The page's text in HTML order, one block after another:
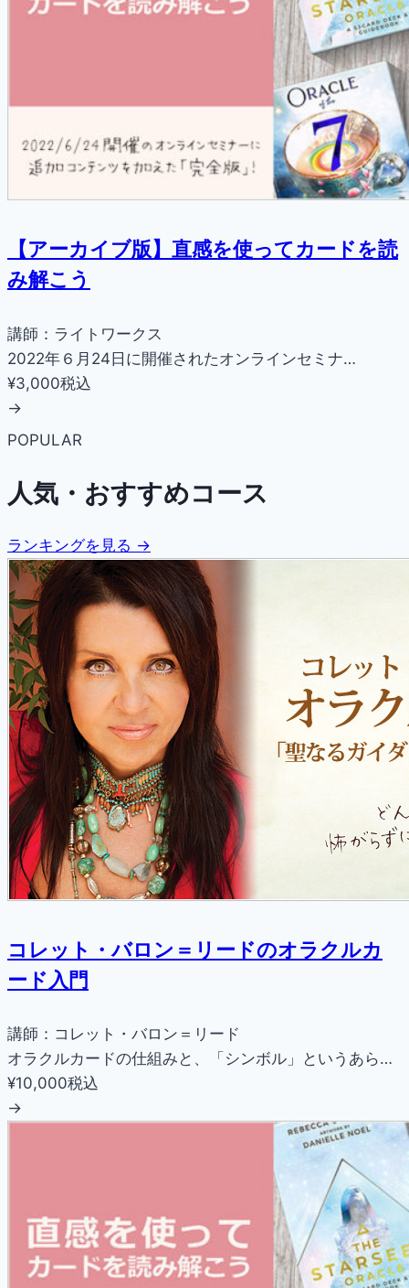
【アーカイブ版】直感を使ってカードを読
み解こう
講師：ライトワークス
2022年６月24日に開催されたオンラインセミナ…
¥3,000税込
→
POPULAR
人気・おすすめコース
ランキングを見る →
コレット・バロン＝リードのオラクルカ
ード入門
講師：コレット・バロン＝リード
オラクルカードの仕組みと、「シンボル」というあら…
¥10,000税込
→